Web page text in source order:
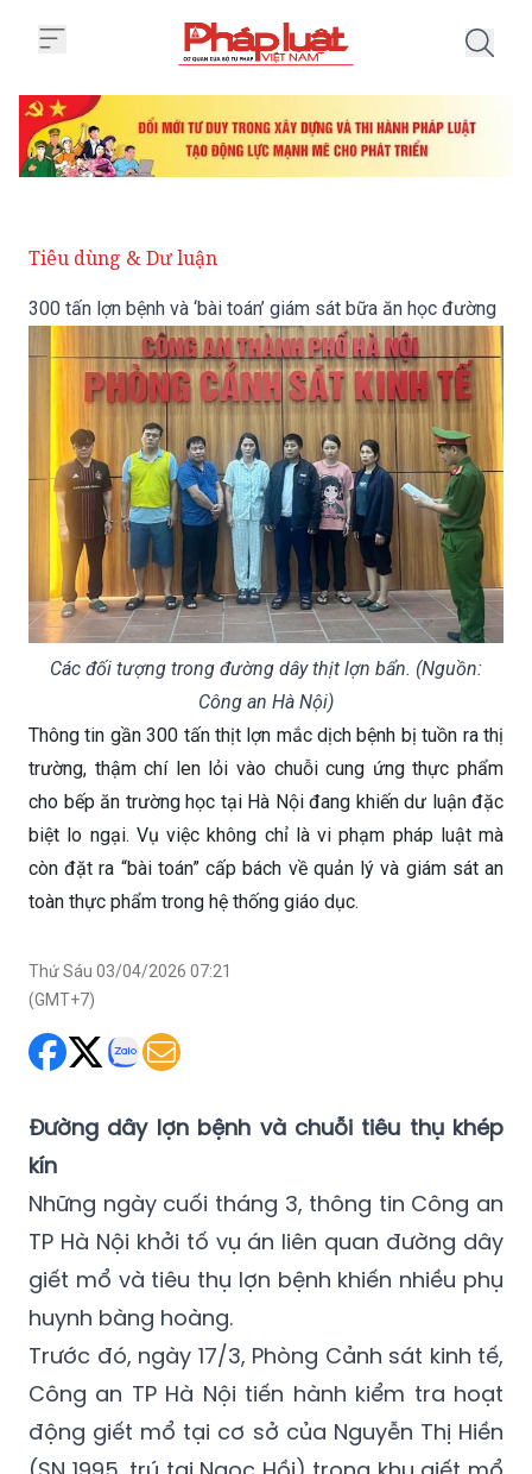
Tiêu dùng & Dư luận
300 tấn lợn bệnh và ‘bài toán’ giám sát bữa ăn học đường
Các đối tượng trong đường dây thịt lợn bẩn. (Nguồn:
Công an Hà Nội)
Thông tin gần 300 tấn thịt lợn mắc dịch bệnh bị tuồn ra thị
trường, thậm chí len lỏi vào chuỗi cung ứng thực phẩm
cho bếp ăn trường học tại Hà Nội đang khiến dư luận đặc
biệt lo ngại. Vụ việc không chỉ là vi phạm pháp luật mà
còn đặt ra “bài toán” cấp bách về quản lý và giám sát an
toàn thực phẩm trong hệ thống giáo dục.
Thứ Sáu 03/04/2026 07:21
(GMT+7)
Đường dây lợn bệnh và chuỗi tiêu thụ khép
kín
Những ngày cuối tháng 3, thông tin Công an
TP Hà Nội khởi tố vụ án liên quan đường dây
giết mổ và tiêu thụ lợn bệnh khiến nhiều phụ
huynh bàng hoàng.
Trước đó, ngày 17/3, Phòng Cảnh sát kinh tế,
Công an TP Hà Nội tiến hành kiểm tra hoạt
động giết mổ tại cơ sở của Nguyễn Thị Hiền